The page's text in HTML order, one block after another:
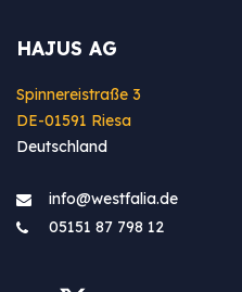
HAJUS AG
Spinnereistraße 3
DE-01591 Riesa
Deutschland
info@westfa​lia.de
05151 87 798 12